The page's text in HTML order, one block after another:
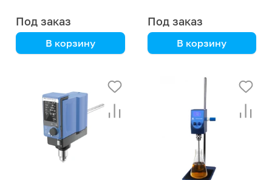
Под заказ
В корзину
182+R 1342
Под заказ
В корзину